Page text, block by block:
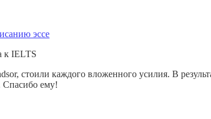
эссе
к IELTS
стоили каждого вложенного усилия. В
Спасибо ему!